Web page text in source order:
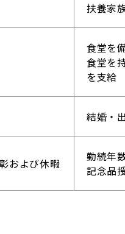
扶養家
食堂を
食堂を
を支給
結婚・
および休暇
勤続年
記念品